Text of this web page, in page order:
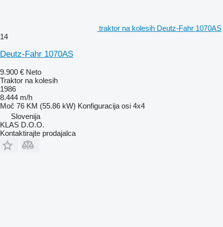
traktor na kolesih Deutz-Fahr 1070AS
14
Deutz-Fahr 1070AS
9.900 € Neto
Traktor na kolesih
1986
8.444 m/h
Moč 76 KM (55.86 kW) Konfiguracija osi 4x4
Slovenija
KLAS D.O.O.
Kontaktirajte prodajalca